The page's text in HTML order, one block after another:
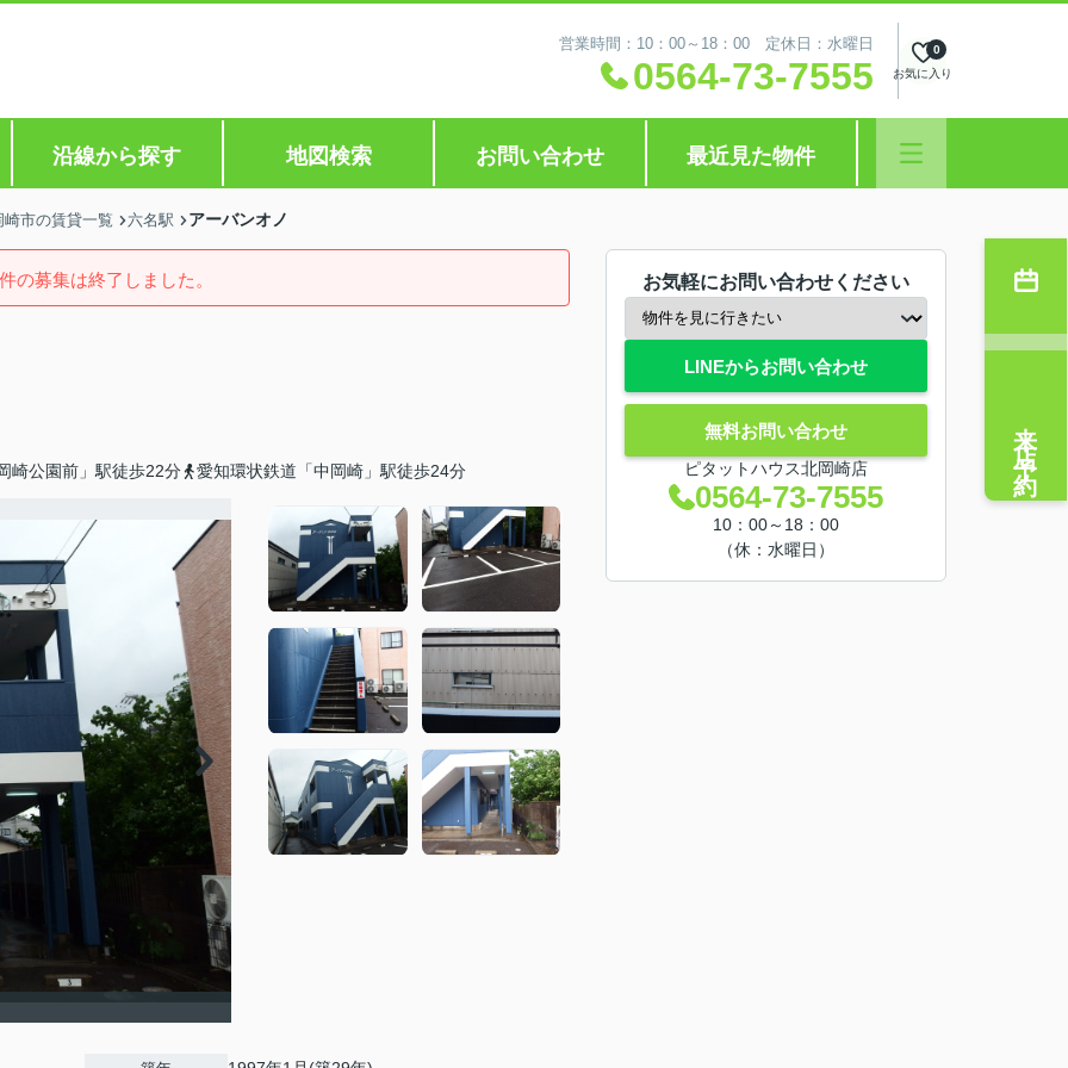
営業時間：10：00～18：00 定休日：水曜日
0564-73-7555 お気に入り
0
沿線から探す 地図検索 お問い合わせ 最近見た物件
崎市の賃貸一覧 六名駅 アーバンオノ
の募集は終了しました。
崎公園前」駅徒歩22分 愛知環状鉄道「中岡崎」駅徒歩24分
お気軽にお問い合わせください
LINEからお問い合わせ
無料お問い合わせ
ピタットハウス北岡崎店
0564-73-7555
10：00～18：00
（休：水曜日）
来店予約